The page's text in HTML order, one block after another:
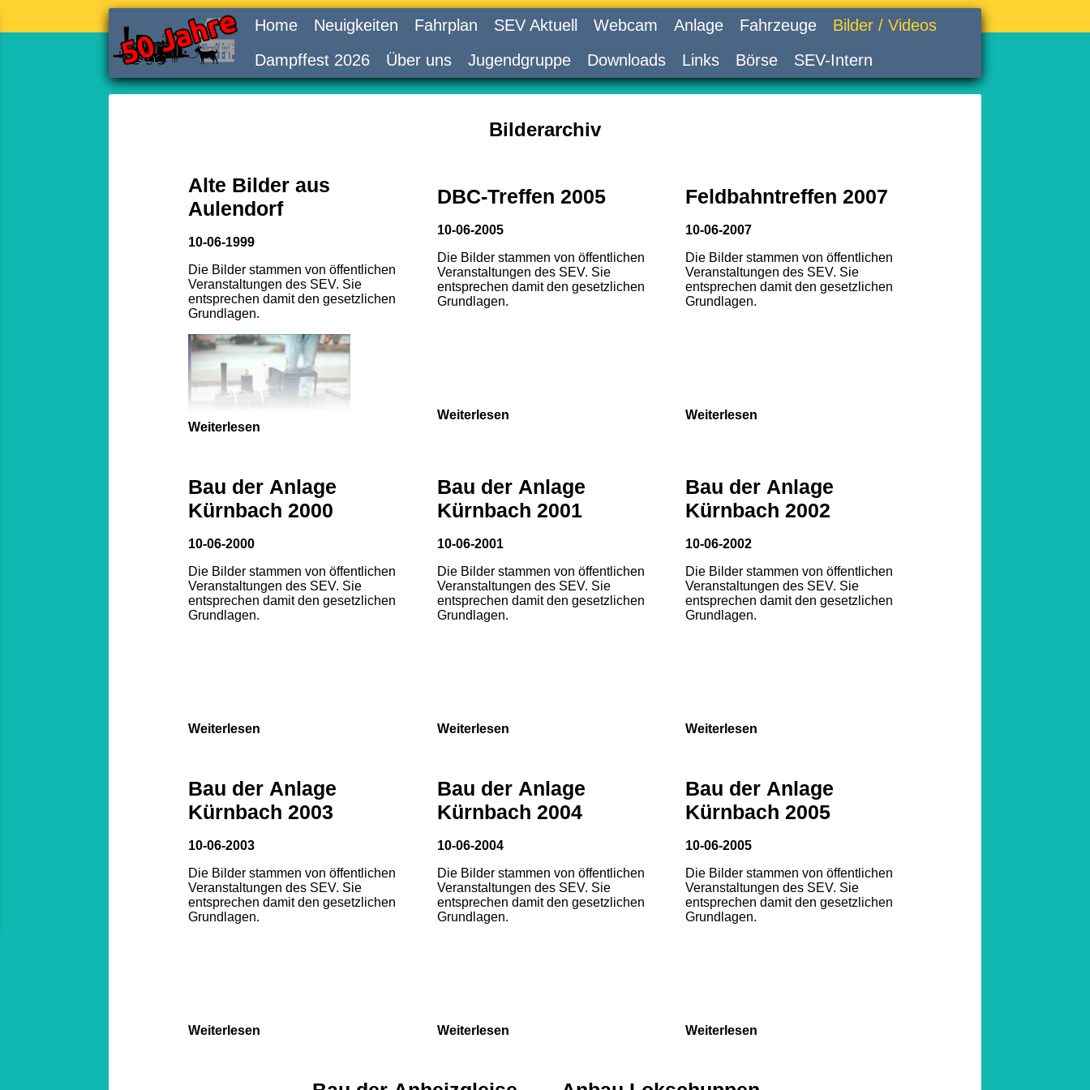
Home Neuigkeiten Fahrplan SEV Aktuell Webcam Anlage Fahrzeuge
Bilder / Videos
Dampffest 2026
Über uns Jugendgruppe Downloads Links Börse SEV-Intern
Bilderarchiv
Alte Bilder aus
Aulendorf
10-06-1999
Die Bilder stammen von öffentlichen
Veranstaltungen des SEV. Sie
entsprechen damit den gesetzlichen
Grundlagen.
Weiterlesen
DBC-Treffen 2005
10-06-2005
Die Bilder stammen von öffentlichen
Veranstaltungen des SEV. Sie
entsprechen damit den gesetzlichen
Grundlagen.
Weiterlesen
Feldbahntreffen 2007
10-06-2007
Die Bilder stammen von öffentlichen
Veranstaltungen des SEV. Sie
entsprechen damit den gesetzlichen
Grundlagen.
Weiterlesen
Bau der Anlage
Kürnbach 2000
10-06-2000
Die Bilder stammen von öffentlichen
Veranstaltungen des SEV. Sie
entsprechen damit den gesetzlichen
Grundlagen.
Weiterlesen
Bau der Anlage
Kürnbach 2001
10-06-2001
Die Bilder stammen von öffentlichen
Veranstaltungen des SEV. Sie
entsprechen damit den gesetzlichen
Grundlagen.
Weiterlesen
Bau der Anlage
Kürnbach 2002
10-06-2002
Die Bilder stammen von öffentlichen
Veranstaltungen des SEV. Sie
entsprechen damit den gesetzlichen
Grundlagen.
Weiterlesen
Bau der Anlage
Kürnbach 2003
10-06-2003
Die Bilder stammen von öffentlichen
Veranstaltungen des SEV. Sie
entsprechen damit den gesetzlichen
Grundlagen.
Weiterlesen
Bau der Anlage
Kürnbach 2004
10-06-2004
Die Bilder stammen von öffentlichen
Veranstaltungen des SEV. Sie
entsprechen damit den gesetzlichen
Grundlagen.
Weiterlesen
Bau der Anlage
Kürnbach 2005
10-06-2005
Die Bilder stammen von öffentlichen
Veranstaltungen des SEV. Sie
entsprechen damit den gesetzlichen
Grundlagen.
Weiterlesen